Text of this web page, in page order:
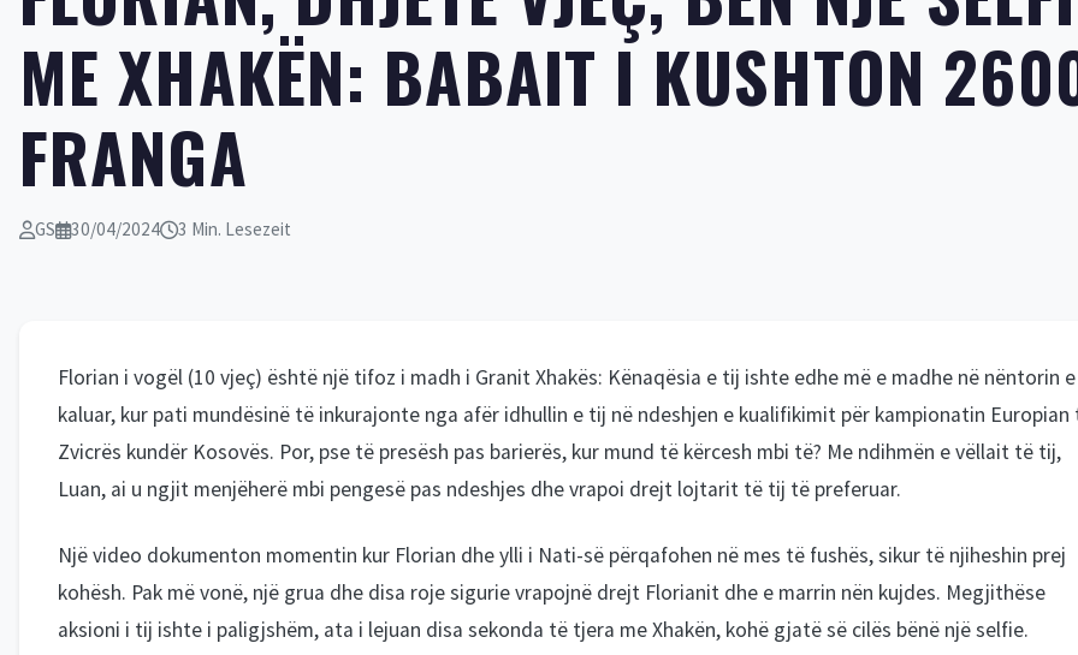
ME XHAKËN: BABAIT I KUSHTON
FRANGA
GS 30/04/2024 3 Min. Lesezeit
Florian i vogël (10 vjeç) është një tifoz i madh i Granit Xhakës: Kënaqësia e tij ishte edhe më e madhe në nëntorin e
kaluar, kur pati mundësinë të inkurajonte nga afër idhullin e tij në ndeshjen e kualifikimit për kampionatin Europian
Zvicrës kundër Kosovës. Por, pse të presësh pas barierës, kur mund të kërcesh mbi të? Me ndihmën e vëllait të tij,
Luan, ai u ngjit menjëherë mbi pengesë pas ndeshjes dhe vrapoi drejt lojtarit të tij të preferuar.
Një video dokumenton momentin kur Florian dhe ylli i Nati-së përqafohen në mes të fushës, sikur të njiheshin prej
kohësh. Pak më vonë, një grua dhe disa roje sigurie vrapojnë drejt Florianit dhe e marrin nën kujdes. Megjithëse
aksioni i tij ishte i paligjshëm, ata i lejuan disa sekonda të tjera me Xhakën, kohë gjatë së cilës bënë një selfie.